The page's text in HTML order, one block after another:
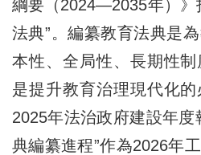
綱要（2024—2035年）》
法典”。編纂教育法典是
本性、全局性、長期性制
是提升教育治理現代化
2025年法治政府建設年度
典編纂進程”作為2026年